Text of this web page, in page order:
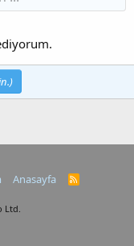
Anasayfa
R
Ltd.